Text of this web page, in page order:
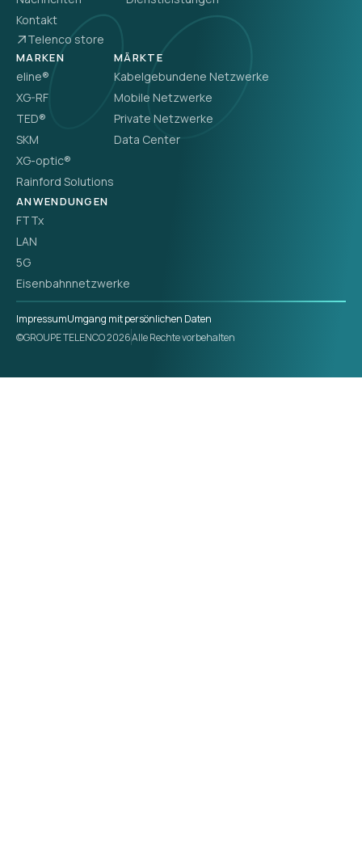
Kontakt
Telenco store
MARKEN
eline®
XG-RF
TED®
SKM
XG-optic®
Rainford Solutions
MÄRKTE
Kabelgebundene Netzwerke
Mobile Netzwerke
Private Netzwerke
Data Center
ANWENDUNGEN
FTTx
LAN
5G
Eisenbahnnetzwerke
ImpressumUmgang mit persönlichen Daten
©GROUPE TELENCO 2026Alle Rechte vorbehalten